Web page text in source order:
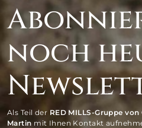
noch
Als Teil der RED MILLS-Gruppe
Martin mit Ihnen Kontakt